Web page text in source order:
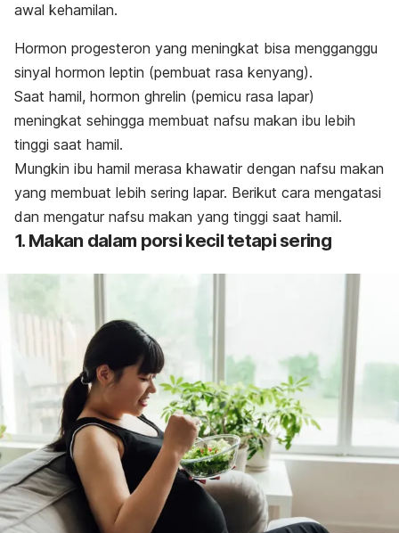
awal kehamilan.
Hormon progesteron yang meningkat bisa mengganggu
sinyal hormon leptin (pembuat rasa kenyang).
Saat hamil, hormon ghrelin (pemicu rasa lapar)
meningkat sehingga membuat nafsu makan ibu lebih
tinggi saat hamil.
Mungkin ibu hamil merasa khawatir dengan nafsu makan
yang membuat lebih sering lapar. Berikut cara mengatasi
dan mengatur nafsu makan yang tinggi saat hamil.
1. Makan dalam porsi kecil tetapi sering